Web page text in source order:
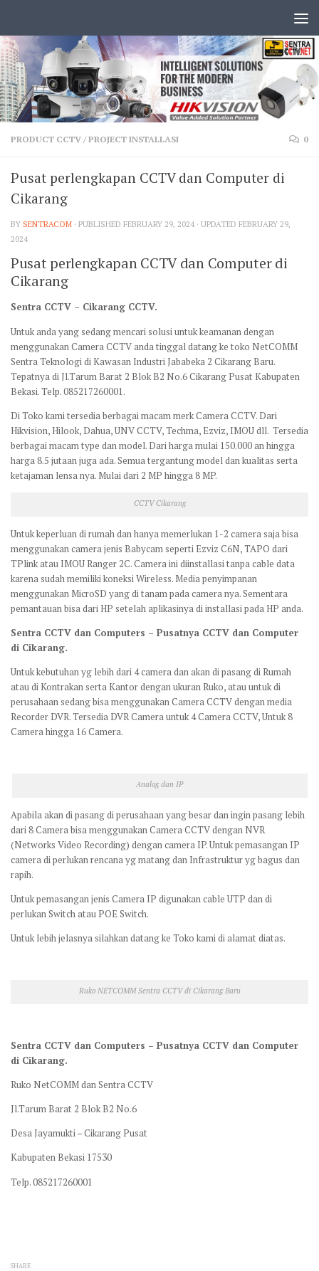
PRODUCT CCTV/PROJECT INSTALLASI 0
Pusat perlengkapan CCTV dan Computer di
Cikarang
BY SENTRACOM · PUBLISHED FEBRUARY 29, 2024 · UPDATED FEBRUARY 29,
2024
Pusat perlengkapan CCTV dan Computer di
Cikarang
Sentra CCTV – Cikarang CCTV.
Untuk anda yang sedang mencari solusi untuk keamanan dengan
menggunakan Camera CCTV anda tinggal datang ke toko NetCOMM
Sentra Teknologi di Kawasan Industri Jababeka 2 Cikarang Baru.
Tepatnya di Jl.Tarum Barat 2 Blok B2 No.6 Cikarang Pusat Kabupaten
Bekasi. Telp. 085217260001.
Di Toko kami tersedia berbagai macam merk Camera CCTV. Dari
Hikvision, Hilook, Dahua, UNV CCTV, Techma, Ezviz, IMOU dll. Tersedia
berbagai macam type dan model. Dari harga mulai 150.000 an hingga
harga 8.5 jutaan juga ada. Semua tergantung model dan kualitas serta
ketajaman lensa nya. Mulai dari 2 MP hingga 8 MP.
CCTV Cikarang
Untuk keperluan di rumah dan hanya memerlukan 1-2 camera saja bisa
menggunakan camera jenis Babycam seperti Ezviz C6N, TAPO dari
TPlink atau IMOU Ranger 2C. Camera ini diinstallasi tanpa cable data
karena sudah memiliki koneksi Wireless. Media penyimpanan
menggunakan MicroSD yang di tanam pada camera nya. Sementara
pemantauan bisa dari HP setelah aplikasinya di installasi pada HP anda.
Sentra CCTV dan Computers – Pusatnya CCTV dan Computer
di Cikarang.
Untuk kebutuhan yg lebih dari 4 camera dan akan di pasang di Rumah
atau di Kontrakan serta Kantor dengan ukuran Ruko, atau untuk di
perusahaan sedang bisa menggunakan Camera CCTV dengan media
Recorder DVR. Tersedia DVR Camera untuk 4 Camera CCTV, Untuk 8
Camera hingga 16 Camera.
Analog dan IP
Apabila akan di pasang di perusahaan yang besar dan ingin pasang lebih
dari 8 Camera bisa menggunakan Camera CCTV dengan NVR
(Networks Video Recording) dengan camera IP. Untuk pemasangan IP
camera di perlukan rencana yg matang dan Infrastruktur yg bagus dan
rapih.
Untuk pemasangan jenis Camera IP digunakan cable UTP dan di
perlukan Switch atau POE Switch.
Untuk lebih jelasnya silahkan datang ke Toko kami di alamat diatas.
Ruko NETCOMM Sentra CCTV di Cikarang Baru
Sentra CCTV dan Computers – Pusatnya CCTV dan Computer
di Cikarang.
Ruko NetCOMM dan Sentra CCTV
Jl.Tarum Barat 2 Blok B2 No.6
Desa Jayamukti – Cikarang Pusat
Kabupaten Bekasi 17530
Telp. 085217260001
SHARE